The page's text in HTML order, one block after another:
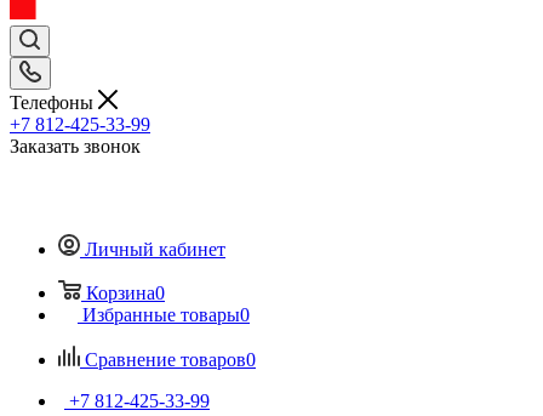
Телефоны
+7 812-425-33-99
Заказать звонок
Личный кабинет
Корзина0
Избранные товары0
Сравнение товаров0
+7 812-425-33-99